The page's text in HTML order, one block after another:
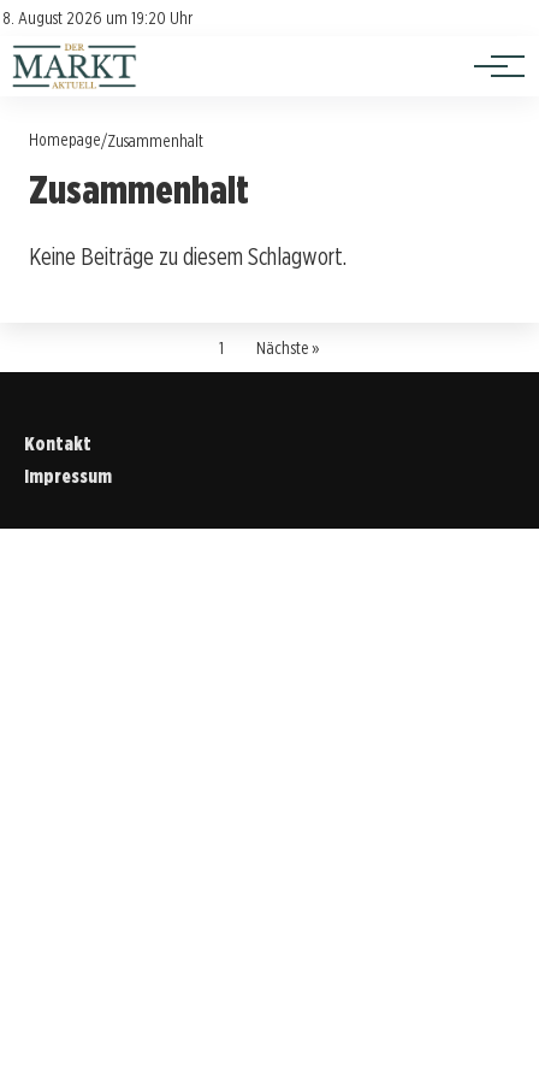
8. August 2026 um 19:20 Uhr
Kontakt
Impressum
Investition
Verbraucherschutz
Homepage/Zusammenhalt
Zusammenhalt
Keine Beiträge zu diesem Schlagwort.
1 Nächste »
Kontakt
Impressum